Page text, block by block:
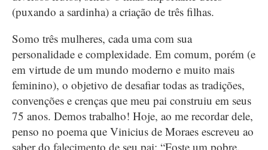
(puxando a sardinha) a criação de três filhas.
Somo três mulheres, cada uma com sua
personalidade e complexidade. Em comum, porém (e
em virtude de um mundo moderno e muito mais
feminino), o objetivo de desafiar todas as tradições,
convenções e crenças que meu pai construiu em seus
75 anos. Demos trabalho! Hoje, ao me recordar dele,
penso no poema que Vinicius de Moraes escreveu ao
saber do falecimento de seu pai: “Foste um pobre.